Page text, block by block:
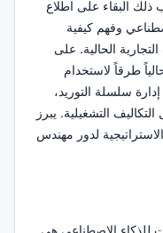
ذلك البقاء على اطلاع
وفهم كيفية
الحالية. على
طرقاً لاستخدام
سلسلة التوريد،
التشغيلية. يبرز
الاستراتيجية لدور مهندس
للذكاء الاصطناعي هي